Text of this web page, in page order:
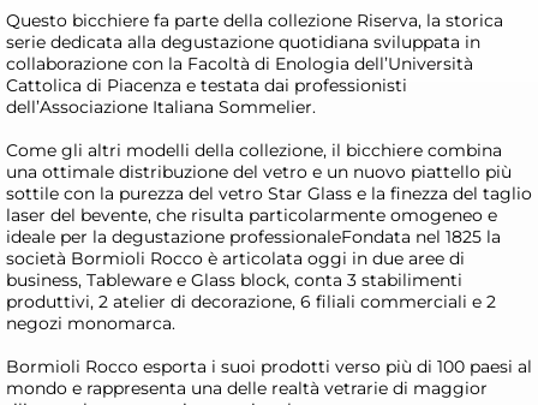
Questo bicchiere fa parte della collezione Riserva, la storica
serie dedicata alla degustazione quotidiana sviluppata in
collaborazione con la Facoltà di Enologia dell’Università
Cattolica di Piacenza e testata dai professionisti
dell’Associazione Italiana Sommelier.
Come gli altri modelli della collezione, il bicchiere combina
una ottimale distribuzione del vetro e un nuovo piattello più
sottile con la purezza del vetro Star Glass e la finezza del taglio
laser del bevente, che risulta particolarmente omogeneo e
ideale per la degustazione professionaleFondata nel 1825 la
società Bormioli Rocco è articolata oggi in due aree di
business, Tableware e Glass block, conta 3 stabilimenti
produttivi, 2 atelier di decorazione, 6 filiali commerciali e 2
negozi monomarca.
Bormioli Rocco esporta i suoi prodotti verso più di 100 paesi al
mondo e rappresenta una delle realtà vetrarie di maggior